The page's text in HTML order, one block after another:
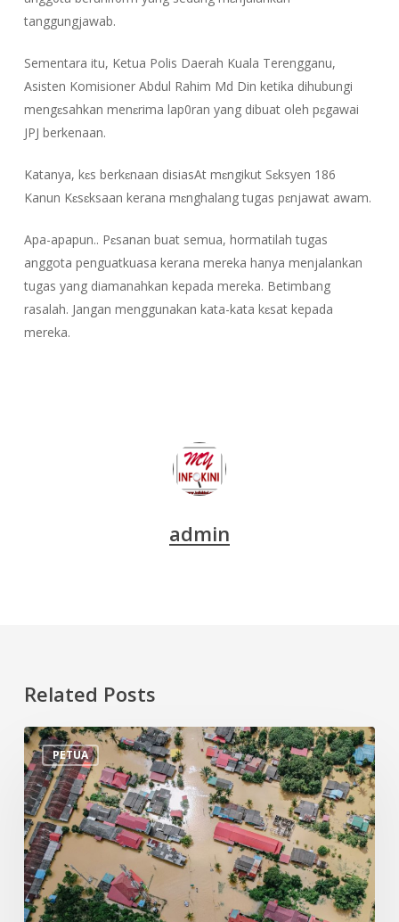
tanggungjawab.
Sementara itu, Ketua Polis Daerah Kuala Terengganu,
Asisten Komisioner Abdul Rahim Md Din ketika dihubungi
mengɛsahkan menɛrima lap0ran yang dibuat oleh pɛgawai
JPJ berkenaan.
Katanya, kɛs berkɛnaan disiasAt mɛngikut Sɛksyen 186
Kanun Kɛsɛksaan kerana mɛnghalang tugas pɛnjawat awam.
Apa-apapun.. Pɛsanan buat semua, hormatilah tugas
anggota penguatkuasa kerana mereka hanya menjalankan
tugas yang diamanahkan kepada mereka. Betimbang
rasalah. Jangan menggunakan kata-kata kɛsat kepada
mereka.
admin
Related Posts
PETUA
Tips
Persiapan
Menghadapi
Banjir